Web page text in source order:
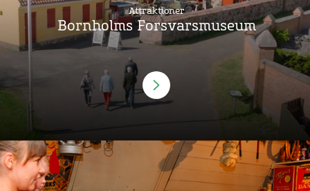
Attraktioner
Bornholms Forsvarsmuseum